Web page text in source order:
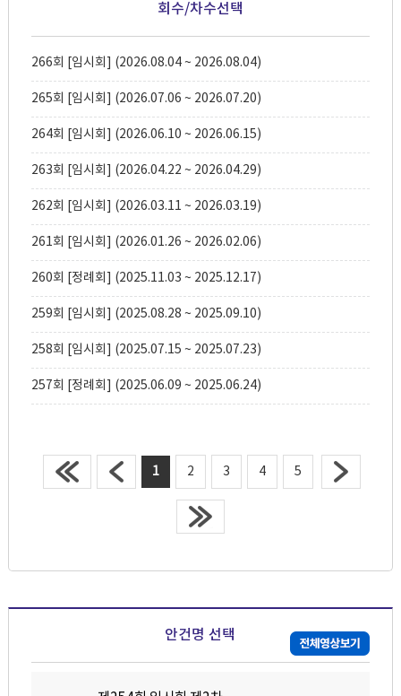
회수/차수선택
266회 [임시회] (2026.08.04 ~ 2026.08.04)
265회 [임시회] (2026.07.06 ~ 2026.07.20)
264회 [임시회] (2026.06.10 ~ 2026.06.15)
263회 [임시회] (2026.04.22 ~ 2026.04.29)
262회 [임시회] (2026.03.11 ~ 2026.03.19)
261회 [임시회] (2026.01.26 ~ 2026.02.06)
260회 [정례회] (2025.11.03 ~ 2025.12.17)
259회 [임시회] (2025.08.28 ~ 2025.09.10)
258회 [임시회] (2025.07.15 ~ 2025.07.23)
257회 [정례회] (2025.06.09 ~ 2025.06.24)
1 2 3 4 5
안건명 선택